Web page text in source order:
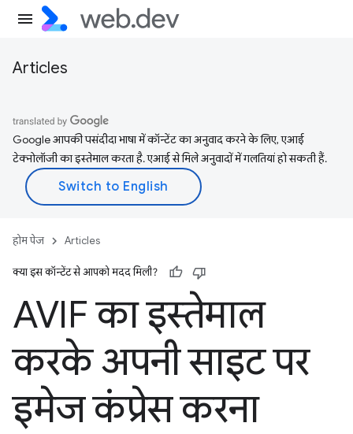
Articles
Google आपकी पसंदीदा भाषा में कॉन्टेंट का अनुवाद करने के लिए, एआई
टेक्नोलॉजी का इस्तेमाल करता है. एआई से मिले अनुवादों में गलतियां हो सकती हैं.
होम पेज Articles
क्या इस कॉन्टेंट से आपको मदद मिली?
AVIF का इस्तेमाल
करके अपनी साइट पर
इमेज कंप्रेस करना